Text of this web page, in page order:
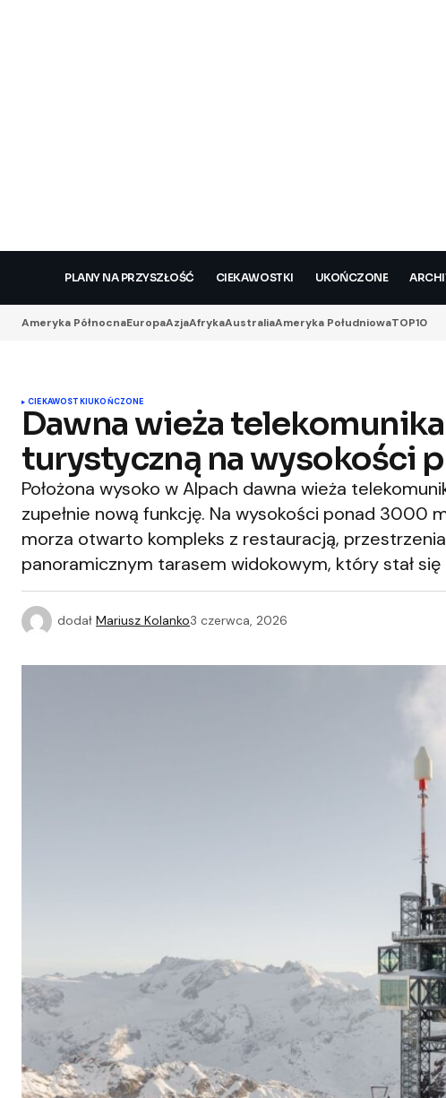
PLANY NA PRZYSZŁOŚĆ CIEKAWOSTKI UKOŃCZONE
Ameryka PółnocnaEuropaAzjaAfrykaAustraliaAmeryka PołudniowaTOP10
CIEKAWOSTKIUKOŃCZONE
Dawna wieża
turystyczną na wysokości
Położona wysoko w Alpach dawna wieża
zupełnie nową funkcję. Na wysokości ponad 3000
morza otwarto kompleks z restauracją,
panoramicznym tarasem widokowym, który stał
dodał Mariusz Kolanko3 czerwca, 2026